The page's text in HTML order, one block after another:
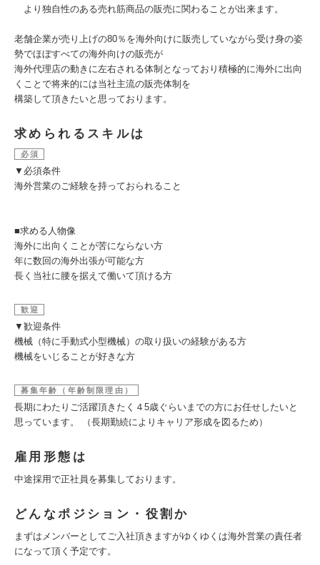
より独自性のある売れ筋商品の販売に関わることが出来ます。
老舗企業が売り上げの80％を海外向けに販売していながら受け身の姿
勢でほぼすべての海外向けの販売が
海外代理店の動きに左右される体制となっており積極的に海外に出向
くことで将来的には当社主流の販売体制を
構築して頂きたいと思っております。
求められるスキルは
必須
▼必須条件
海外営業のご経験を持っておられること
■求める人物像
海外に出向くことが苦にならない方
年に数回の海外出張が可能な方
長く当社に腰を据えて働いて頂ける方
歓迎
▼歓迎条件
機械（特に手動式小型機械）の取り扱いの経験がある方
機械をいじることが好きな方
募集年齢（年齢制限理由）
長期にわたりご活躍頂きたく４5歳ぐらいまでの方にお任せしたいと
思っています。 （長期勤続によりキャリア形成を図るため）
雇用形態は
中途採用で正社員を募集しております。
どんなポジション・役割か
まずはメンバーとしてご入社頂きますがゆくゆくは海外営業の責任者
になって頂く予定です。